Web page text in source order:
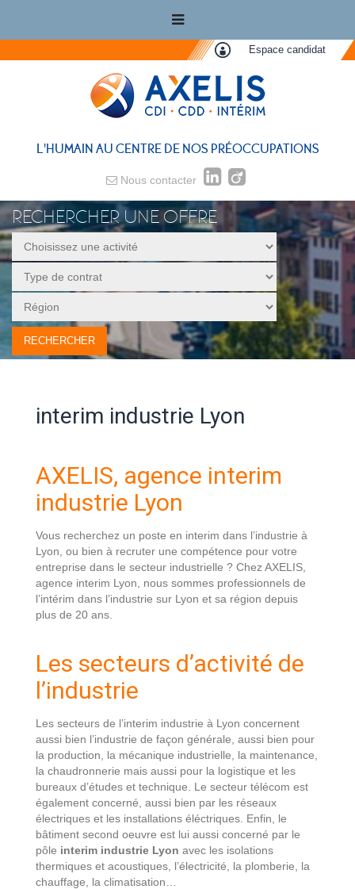
Espace candidat
L'HUMAIN AU CENTRE DE NOS PRÉOCCUPATIONS
Nous contacter
RECHERCHER UNE OFFRE
interim industrie Lyon
AXELIS, agence interim
industrie Lyon
Vous recherchez un poste en interim dans l’industrie à
Lyon, ou bien à recruter une compétence pour votre
entreprise dans le secteur industrielle ? Chez AXELIS,
agence interim Lyon , nous sommes professionnels de
l’intérim dans l’industrie sur Lyon et sa région depuis
plus de 20 ans.
Les secteurs d’activité de
l’industrie
Les secteurs de l’interim industrie à Lyon concernent
aussi bien l’industrie de façon générale, aussi bien pour
la production, la mécanique industrielle, la maintenance,
la chaudronnerie mais aussi pour la logistique et les
bureaux d’études et technique. Le secteur télécom est
également concerné, aussi bien par les réseaux
électriques et les installations éléctriques. Enfin, le
bâtiment second oeuvre est lui aussi concerné par le
pôle interim industrie Lyon avec les isolations
thermiques et acoustiques, l’électricité, la plomberie, la
chauffage, la climatisation…